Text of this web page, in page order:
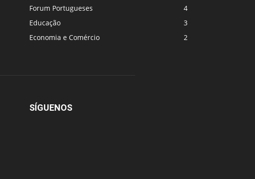
Forum Portugueses
4
Educação
3
Economia e Comércio
2
SÍGUENOS